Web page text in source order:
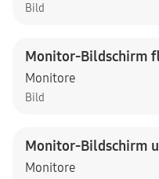
Bild
Monitor-Bildschirm
Monitore
Bild
Monitor-Bildschirm
Monitore